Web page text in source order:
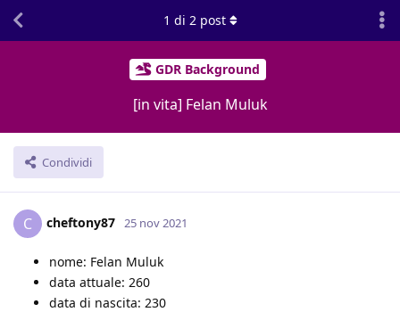
GDR Background
[in vita] Felan Muluk
Condividi
1 di 2post
C cheftony87 25 nov 2021
nome: Felan Muluk
data attuale: 260
data di nascita: 230